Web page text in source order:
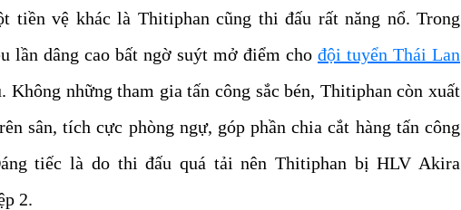
tiền vệ khác là Thitiphan cũng thi đấu rất năng nổ. Trong
lần dâng cao bất ngờ suýt mở điểm cho đội tuyển Thái Lan
Không những tham gia tấn công sắc bén, Thitiphan còn xuất
sân, tích cực phòng ngự, góp phần chia cắt hàng tấn công
tiếc là do thi đấu quá tải nên Thitiphan bị HLV Akira
2.